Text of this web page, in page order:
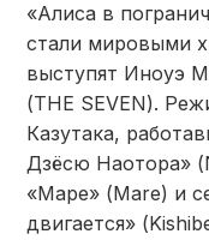
«Алиса в
стали мировыми
выступят Иноуэ
(THE SEVEN).
Казутака,
Дзёсю Наотора»
«Маре» (Mare) и
двигается»